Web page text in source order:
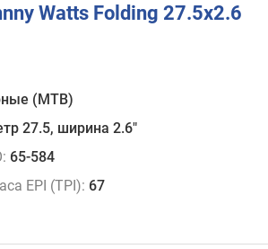
Watts Folding 27.5x2.6
(MTB)
27.5, ширина 2.6"
65-584
EPI (TPI): 67